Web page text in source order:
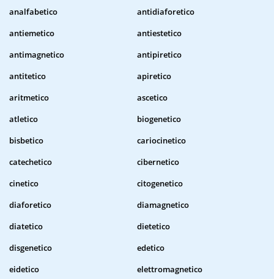
analfabetico
antidiaforetico
antiemetico
antiestetico
antimagnetico
antipiretico
antitetico
apiretico
aritmetico
ascetico
atletico
biogenetico
bisbetico
cariocinetico
catechetico
cibernetico
cinetico
citogenetico
diaforetico
diamagnetico
diatetico
dietetico
disgenetico
edetico
eidetico
elettromagnetico